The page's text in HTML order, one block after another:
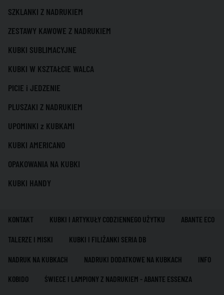
SZKLANKI Z NADRUKIEM
ZESTAWY KAWOWE Z NADRUKIEM
KUBKI SUBLIMACYJNE
KUBKI W KSZTAŁCIE WALCA
PICIE i JEDZENIE
PLUSZAKI Z NADRUKIEM
UPOMINKI z KUBKAMI
KUBKI AMERICANO
OPAKOWANIA NA KUBKI
KUBKI HANDY
KONTAKT KUBKI I ARTYKUŁY CODZIENNEGO UŻYTKU ABANTE ECO
TALERZE I MISKI KUBKI I FILIŻANKI SERIA DB
NADRUK NA KUBKACH NADRUKI DODATKOWE NA KUBKACH INFO
KOBIDO ŚWIECE I LAMPIONY Z NADRUKIEM - ABANTE ESSENZA